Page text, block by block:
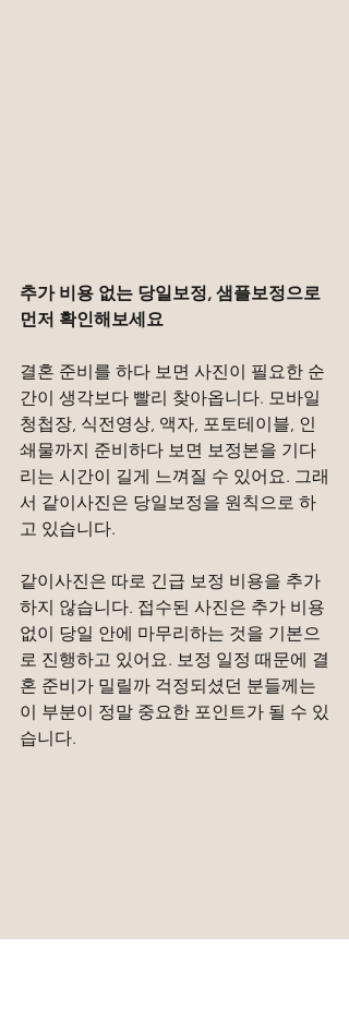
추가 비용 없는 당일보정, 샘플보정으로
먼저 확인해보세요
결혼 준비를 하다 보면 사진이 필요한 순
간이 생각보다 빨리 찾아옵니다. 모바일
청첩장, 식전영상, 액자, 포토테이블, 인
쇄물까지 준비하다 보면 보정본을 기다
리는 시간이 길게 느껴질 수 있어요. 그래
서 같이사진은 당일보정을 원칙으로 하
고 있습니다.
같이사진은 따로 긴급 보정 비용을 추가
하지 않습니다. 접수된 사진은 추가 비용
없이 당일 안에 마무리하는 것을 기본으
로 진행하고 있어요. 보정 일정 때문에 결
혼 준비가 밀릴까 걱정되셨던 분들께는
이 부분이 정말 중요한 포인트가 될 수 있
습니다.